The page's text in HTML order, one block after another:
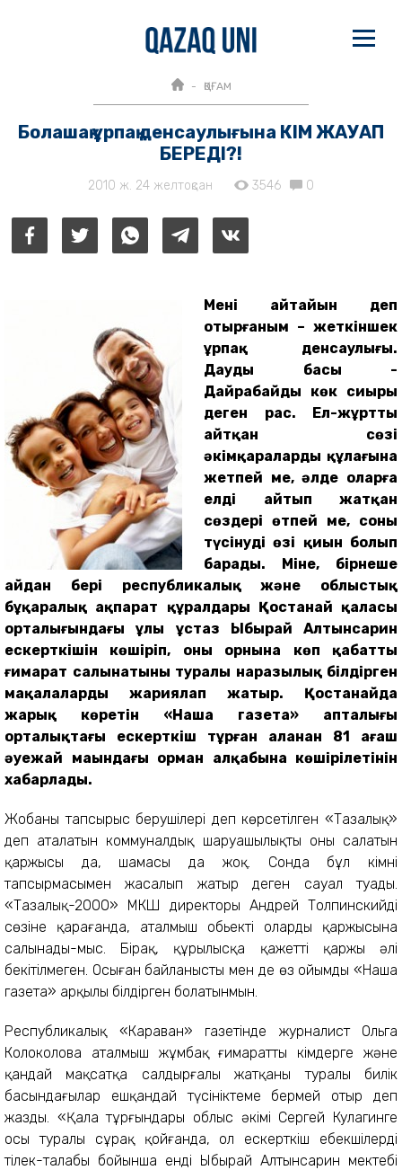
ҚОҒАМ
Болашақ ұрпақ денсаулығына КІМ ЖАУАП
БЕРЕДІ?!
2010 ж. 24 желтоқсан 3546 0
Менің айтайын деп
отырғаным – жеткіншек
ұрпақ денсаулығы.
Даудың басы -
Дайрабайдың көк сиыры
деген рас. Ел-жұрттың
айтқан сөзі
әкімқаралардың құлағына
жетпей ме, әлде оларға
елдің айтып жатқан
сөздері өтпей ме, соны
түсінудің өзі қиын болып
барады. Міне, бірнеше
айдан бері республикалық және облыстық
бұқаралық ақпарат құралдары Қостанай қаласы
орталығындағы ұлы ұстаз Ыбырай Алтынсарин
ескерткішін көшіріп, оның орнына көп қабатты
ғимарат салынатыны туралы наразылық білдірген
мақалаларды жариялап жатыр. Қостанайда
жарық көретін «Наша газета» апталығы
орталықтағы ескерткіш тұрған алаңнан 81 ағаш
әуежай маңындағы орман алқабына көшірілетінін
хабарлады.
Жобаның тапсырыс берушілері деп көрсетілген «Тазалық»
деп аталатын коммуналдық шаруашылықтың оны салатын
қаржысы да, шамасы да жоқ. Сонда бұл кімнің
тапсырмасымен жасалып жатыр деген сауал туады.
«Тазалық-2000» МКШ директоры Андрей Толпинскийдің
сөзіне қарағанда, аталмыш обьекті олардың қаржысына
салынады-мыс. Бірақ, құрылысқа қажетті қаржы әлі
бекітілмеген. Осыған байланысты мен де өз ойымды «Наша
газета» арқылы білдірген болатынмын.
Республикалық «Караван» газетінде журналист Ольга
Колоколова аталмыш жұмбақ ғимаратты кімдерге және
қандай мақсатқа салдырғалы жатқаны туралы билік
басындағылар ешқандай түсініктеме бермей отыр деп
жазды. «Қала тұрғындары облыс әкімі Сергей Кулагинге
осы туралы сұрақ қойғанда, ол ескерткіш еңбекшілердің
тілек-талабы бойынша енді Ыбырай Алтынсарин мектебі